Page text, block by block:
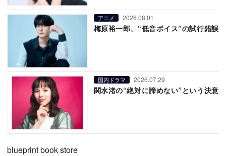
アニメ 2026.08.01
梅原裕一郎、“低音ボイス”の試行錯誤
国内ドラマ 2026.07.29
関水渚の“絶対に諦めない”という決意
blueprint book store